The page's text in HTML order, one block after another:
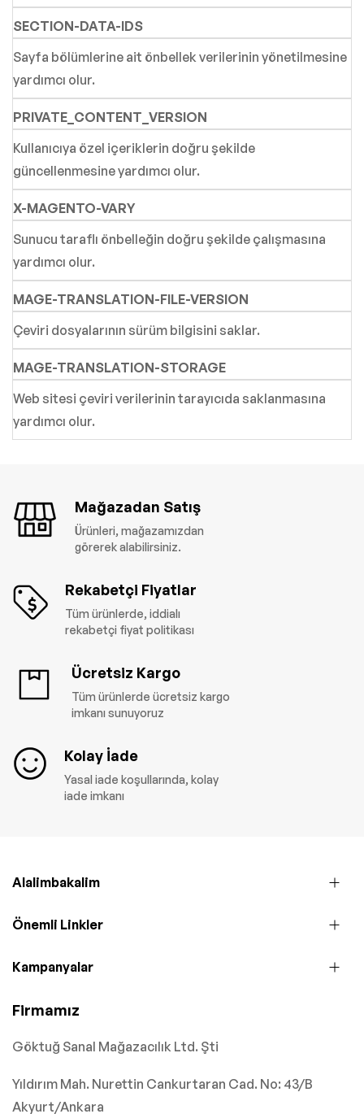
SECTION-DATA-IDS
Sayfa bölümlerine ait önbellek verilerinin yönetilmesine
yardımcı olur.
PRIVATE_CONTENT_VERSION
Kullanıcıya özel içeriklerin doğru şekilde
güncellenmesine yardımcı olur.
X-MAGENTO-VARY
Sunucu taraflı önbelleğin doğru şekilde çalışmasına
yardımcı olur.
MAGE-TRANSLATION-FILE-VERSION
Çeviri dosyalarının sürüm bilgisini saklar.
MAGE-TRANSLATION-STORAGE
Web sitesi çeviri verilerinin tarayıcıda saklanmasına
yardımcı olur.
Mağazadan Satış
Ürünleri, mağazamızdan
görerek alabilirsiniz.
Rekabetçi Fiyatlar
Tüm ürünlerde, iddialı
rekabetçi fiyat politikası
Ücretsiz Kargo
Tüm ürünlerde ücretsiz kargo
imkanı sunuyoruz
Kolay İade
Yasal iade koşullarında, kolay
iade imkanı
Alalimbakalim
Önemli Linkler
Kampanyalar
Firmamız
Göktuğ Sanal Mağazacılık Ltd. Şti
Yıldırım Mah. Nurettin Cankurtaran Cad. No: 43/B
Akyurt/Ankara